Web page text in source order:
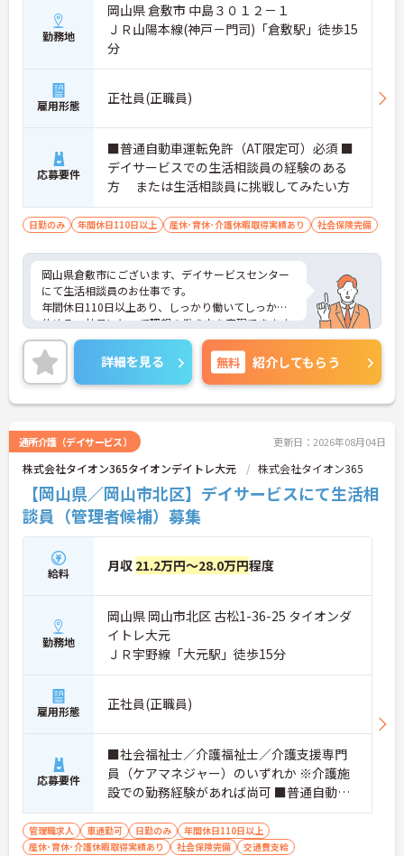
勤務地
岡山県 倉敷市 中島３０１２－１
ＪＲ山陽本線(神戸－門司)「倉敷駅」徒歩15
分
雇用形態 正社員(正職員)
応募要件
■普通自動車運転免許（AT限定可）必須 ■
デイサービスでの生活相談員の経験のある
方 または生活相談員に挑戦してみたい方
日勤のみ 年間休日110日以上 産休･育休･介護休暇取得実績あり 社会保険完備
岡山県倉敷市にございます、デイサービスセンター
にて生活相談員のお仕事です。
年間休日110日以上あり、しっかり働いてしっかり
休める、社員にとって理想の働き方を実現できます
♪
ご興味ある方には、面接対策ポイントなど、さらに
詳細をお話しいたしますのでお気軽にご相談くださ
い。
詳細を見る 無料 紹介してもらう
通所介護（デイサービス） 更新日：2026年08月04日
株式会社タイオン365タイオンデイトレ大元 株式会社タイオン365
【岡山県／岡山市北区】デイサービスにて生活相
談員（管理者候補）募集
給料 月収 21.2万円～28.0万円程度
勤務地
岡山県 岡山市北区 古松1-36-25 タイオンダ
イトレ大元
ＪＲ宇野線「大元駅」徒歩15分
雇用形態 正社員(正職員)
応募要件
■社会福祉士／介護福祉士／介護支援専門
員（ケアマネジャー）のいずれか ※介護施
設での勤務経験があれば尚可 ■普通自動車
運転免許必須（AT限定可）
管理職求人 車通勤可 日勤のみ
年間休日110日以上
産休･育休･介護休暇取得実績あり
社会保険完備 交通費支給